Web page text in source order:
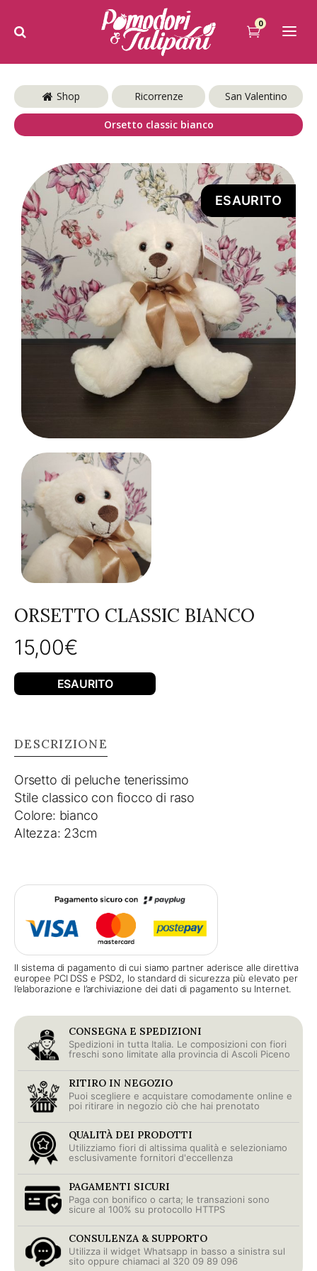
0
Shop Ricorrenze San Valentino
Orsetto classic bianco
ESAURITO
ORSETTO CLASSIC BIANCO
15,00€
ESAURITO
DESCRIZIONE
Orsetto di peluche tenerissimo
Stile classico con fiocco di raso
Colore: bianco
Altezza: 23cm
Il sistema di pagamento di cui siamo partner aderisce alle direttiva
europee PCI DSS e PSD2, lo standard di sicurezza più elevato per
l’elaborazione e l’archiviazione dei dati di pagamento su Internet.
CONSEGNA E SPEDIZIONI
Spedizioni in tutta Italia. Le composizioni con fiori
freschi sono limitate alla provincia di Ascoli Piceno
RITIRO IN NEGOZIO
Puoi scegliere e acquistare comodamente online e
poi ritirare in negozio ciò che hai prenotato
QUALITÀ DEI PRODOTTI
Utilizziamo fiori di altissima qualità e selezioniamo
esclusivamente fornitori d'eccellenza
PAGAMENTI SICURI
Paga con bonifico o carta; le transazioni sono
sicure al 100% su protocollo HTTPS
CONSULENZA & SUPPORTO
Utilizza il widget Whatsapp in basso a sinistra sul
sito oppure chiamaci al 320 09 89 096